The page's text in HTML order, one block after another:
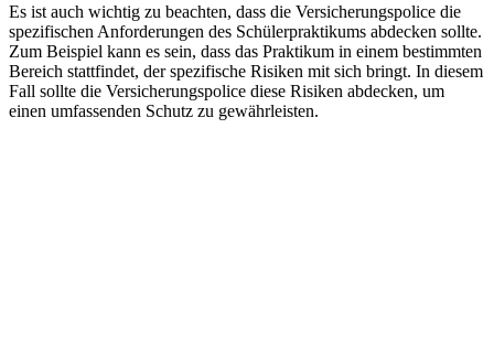
Es ist auch wichtig zu beachten, dass die Versicherungspolice die
spezifischen Anforderungen des Schülerpraktikums abdecken sollte.
Zum Beispiel kann es sein, dass das Praktikum in einem bestimmten
Bereich stattfindet, der spezifische Risiken mit sich bringt. In diesem
Fall sollte die Versicherungspolice diese Risiken abdecken, um
einen umfassenden Schutz zu gewährleisten.